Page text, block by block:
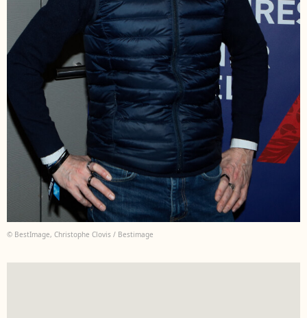
© BestImage, Christophe Clovis / Bestimage